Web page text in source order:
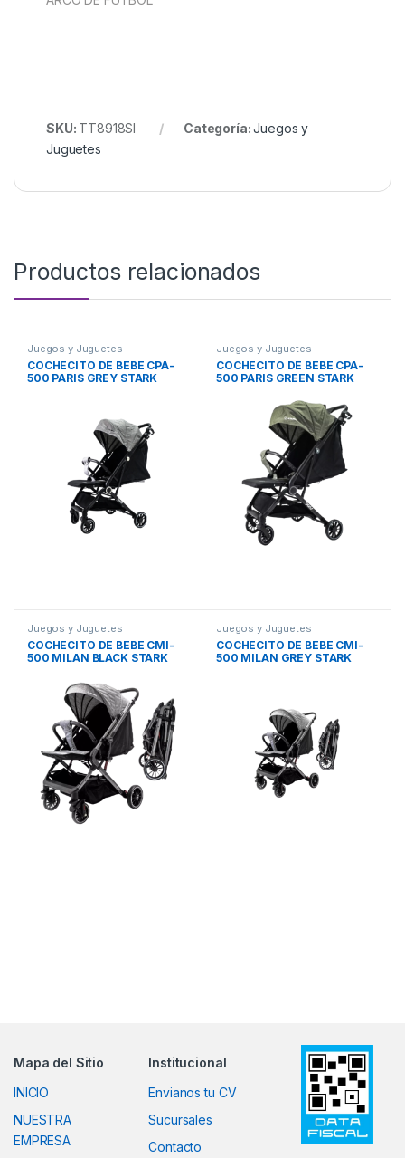
SKU: TT8918SI Categoría:Juegos y
Juguetes
Productos relacionados
Juegos y Juguetes
COCHECITO DE BEBE CPA-
500 PARIS GREY STARK
Juegos y Juguetes
COCHECITO DE BEBE CPA-
500 PARIS GREEN STARK
Juegos y Juguetes
COCHECITO DE BEBE CMI-
500 MILAN BLACK STARK
Juegos y Juguetes
COCHECITO DE BEBE CMI-
500 MILAN GREY STARK
Mapa del Sitio
INICIO
NUESTRA
EMPRESA
Institucional
Envianos tu CV
Sucursales
Contacto